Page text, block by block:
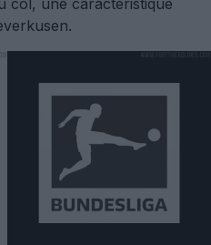
col, une caractéristique